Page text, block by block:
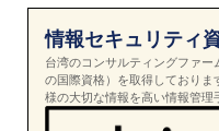
情報セキュリティ
台湾のコンサルティングファ
の国際資格）を取得しており
様の大切な情報を高い情報管理